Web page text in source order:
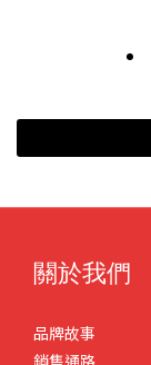
關於我們
品牌故事